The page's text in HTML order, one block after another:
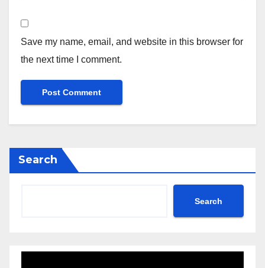
Save my name, email, and website in this browser for
the next time I comment.
Search
Search